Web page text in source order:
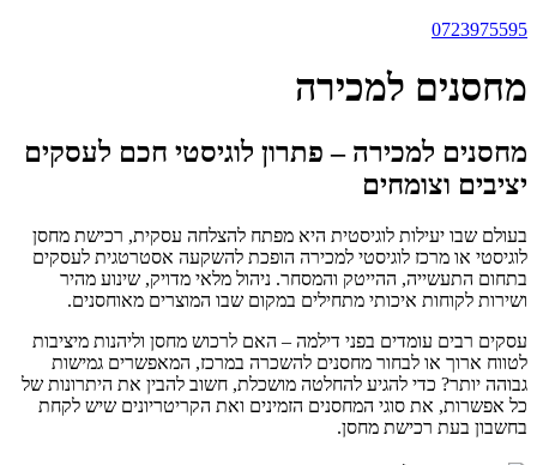
0723975595
מחסנים למכירה
מחסנים למכירה – פתרון לוגיסטי חכם לעסקים
יציבים וצומחים
בעולם שבו יעילות לוגיסטית היא מפתח להצלחה עסקית, רכישת מחסן
לוגיסטי או מרכז לוגיסטי למכירה הופכת להשקעה אסטרטגית לעסקים
בתחום התעשייה, ההייטק והמסחר. ניהול מלאי מדויק, שינוע מהיר
ושירות לקוחות איכותי מתחילים במקום שבו המוצרים מאוחסנים.
עסקים רבים עומדים בפני דילמה – האם לרכוש מחסן וליהנות מיציבות
לטווח ארוך או לבחור מחסנים להשכרה במרכז, המאפשרים גמישות
גבוהה יותר? כדי להגיע להחלטה מושכלת, חשוב להבין את היתרונות של
כל אפשרות, את סוגי המחסנים הזמינים ואת הקריטריונים שיש לקחת
בחשבון בעת רכישת מחסן.